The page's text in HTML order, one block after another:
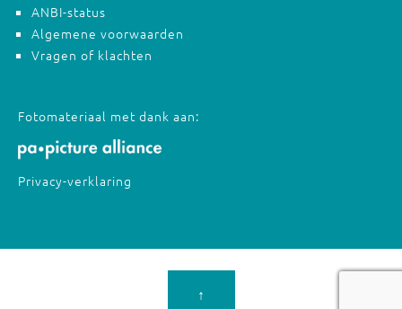
ANBI-status
Algemene voorwaarden
Vragen of klachten
Fotomateriaal met dank aan:
Privacy-verklaring
↑